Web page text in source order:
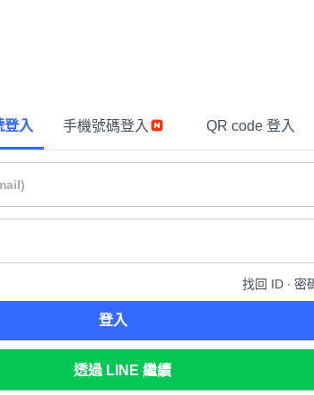
登入 手機號碼登入 QR code 登入
找回 ID ∙ 密
登入
透過 LINE 繼續